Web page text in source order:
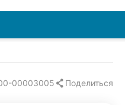
00003005 Поделиться